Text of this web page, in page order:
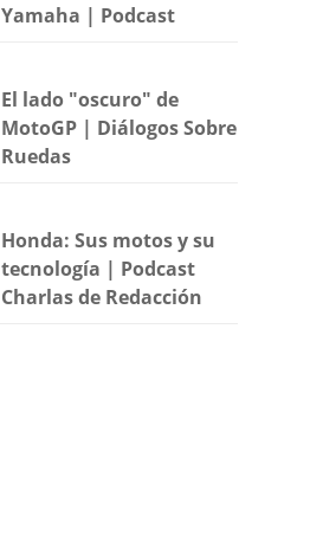
Yamaha | Podcast
El lado "oscuro" de
MotoGP | Diálogos Sobre
Ruedas
Honda: Sus motos y su
tecnología | Podcast
Charlas de Redacción